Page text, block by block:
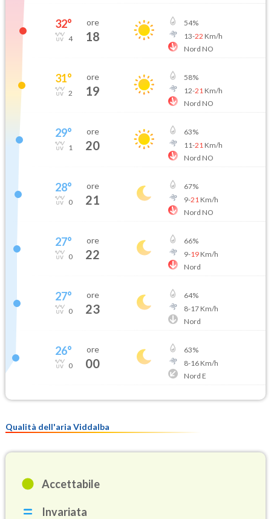
32°
4
ore
18
54%
13-22 Km/h
Nord NO
31°
2
ore
19
58%
12-21 Km/h
Nord NO
29°
1
ore
20
63%
11-21 Km/h
Nord NO
28°
0
ore
21
67%
9-21 Km/h
Nord NO
27°
0
ore
22
66%
9-19Km/h
Nord
27°
0
ore
23
64%
8-17Km/h
Nord
26°
0
ore
00
63%
8-16Km/h
Nord E
Qualità dell'aria Viddalba
Accettabile
Invariata